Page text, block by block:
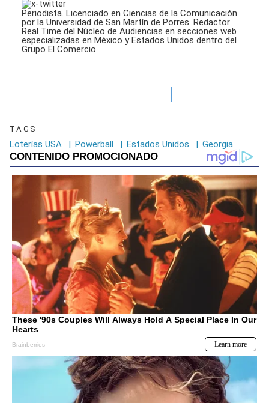
Periodista. Licenciado en Ciencias de la Comunicación
por la Universidad de San Martín de Porres. Redactor
Real Time del Núcleo de Audiencias en secciones web
especializadas en México y Estados Unidos dentro del
Grupo El Comercio.
TAGS
Loterías USA | Powerball | Estados Unidos | Georgia